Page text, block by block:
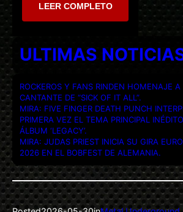
LEER COMPLETO
ULTIMAS
ROCKEROS Y FANS RINDEN HOMENAJE A
CANTANTE DE “SICK OF IT ALL”.
MIRA: FIVE FINGER DEATH PUNCH
PRIMERA VEZ EL TEMA PRINCIPAL
ÁLBUM ‘LEGACY’.
MIRA: JUDAS PRIEST INICIA SU GIRA
2026 EN EL BOBFEST DE ALEMANIA.